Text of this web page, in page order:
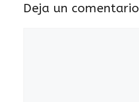
Deja un comentario